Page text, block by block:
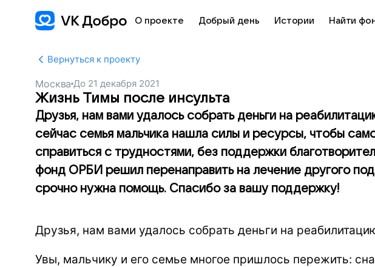
О проекте Добрый день Истории Найти
Вернуться к проекту
Москва До 21 декабря 2021
Жизнь Тимы после инсульта
Друзья, нам вами удалось собрать деньги на
сейчас семья мальчика нашла силы и ресурсы, чтобы
справиться с трудностями, без поддержки
фонд ОРБИ решил перенаправить на лечение другого
срочно нужна помощь. Спасибо за вашу поддержку!
Друзья, нам вами удалось собрать деньги на
Увы, мальчику и его семье многое пришлось пережить: